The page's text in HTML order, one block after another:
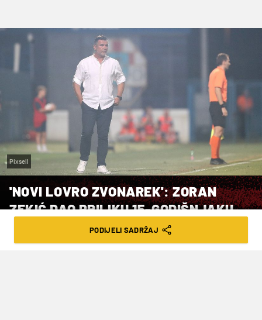
Pixsell
'NOVI LOVRO ZVONAREK': ZORAN
ZEKIĆ DAO PRILIKU 15-GODIŠNJAKU
PODIJELI SADRŽAJ